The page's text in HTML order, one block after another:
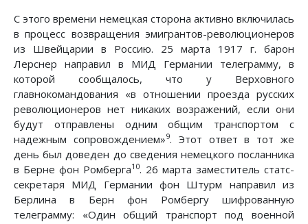
С этого времени немецкая сторона активно включилась
в процесс возвращения эмигрантов-революционеров
из Швейцарии в Россию. 25 марта 1917 г. барон
Лерснер направил в МИД Германии телеграмму, в
которой сообщалось, что у Верховного
главнокомандования «в отношении проезда русских
революционеров нет никаких возражений, если они
будут отправлены одним общим транспортом с
надежным сопровождением»9. Этот ответ в тот же
день был доведен до сведения немецкого посланника
в Берне фон Ромберга10. 26 марта заместитель статс-
секретаря МИД Германии фон Штурм направил из
Берлина в Берн фон Ромбергу шифрованную
телеграмму: «Один общий транспорт под военной